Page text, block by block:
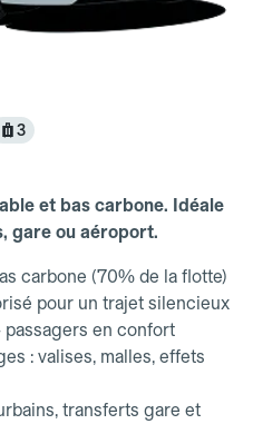
3
et bas carbone. Idéale
gare ou aéroport.
carbone (70% de la flotte)
pour un trajet silencieux
en confort
: valises, malles, effets
transferts gare et